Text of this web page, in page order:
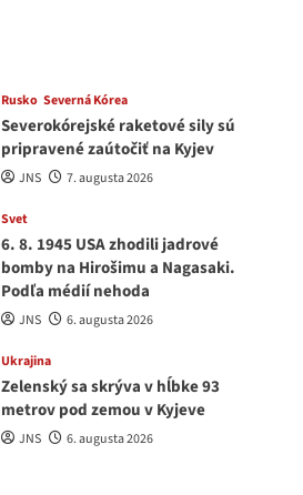
Rusko Severná Kórea
Severokórejské raketové sily sú
pripravené zaútočiť na Kyjev
JNS 7. augusta 2026
Svet
6. 8. 1945 USA zhodili jadrové
bomby na Hirošimu a Nagasaki.
Podľa médií nehoda
JNS 6. augusta 2026
Ukrajina
Zelenský sa skrýva v hĺbke 93
metrov pod zemou v Kyjeve
JNS 6. augusta 2026